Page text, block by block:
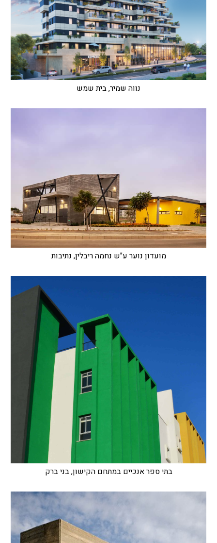
נווה שמיר, בית שמש
מועדון נוער ע"ש נחמה ריבלין, נתיבות
בתי ספר אנכיים במתחם הקישון, בני ברק